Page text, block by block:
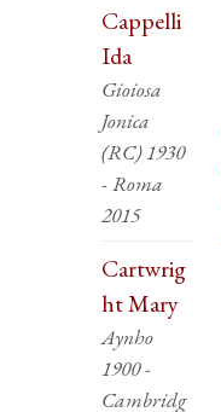
Cappelli
Ida
Gioiosa
Jonica
(RC) 1930
- Roma
2015
Cartwrig
ht Mary
Aynho
1900 -
Cambridg